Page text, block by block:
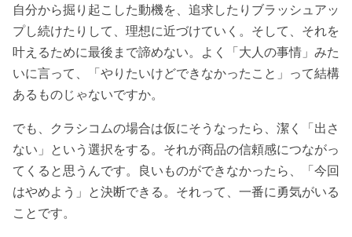
自分から掘り起こした動機を、追求したりブラッシュアッ
プし続けたりして、理想に近づけていく。そして、それを
叶えるために最後まで諦めない。よく「大人の事情」みた
いに言って、「やりたいけどできなかったこと」って結構
あるものじゃないですか。
でも、クラシコムの場合は仮にそうなったら、潔く「出さ
ない」という選択をする。それが商品の信頼感につながっ
てくると思うんです。良いものができなかったら、「今回
はやめよう」と決断できる。それって、一番に勇気がいる
ことです。